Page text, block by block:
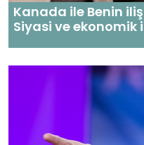
Kanada ile Benin
Siyasi ve